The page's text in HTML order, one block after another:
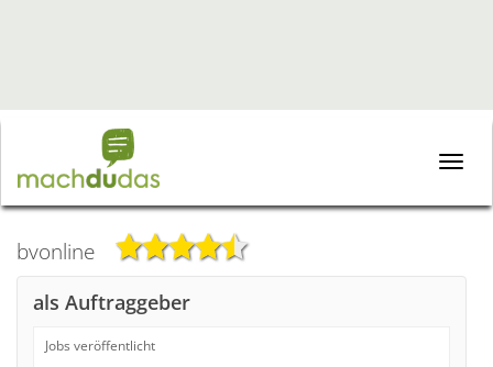
Toggle
bvonline
als Auftraggeber
Jobs veröffentlicht